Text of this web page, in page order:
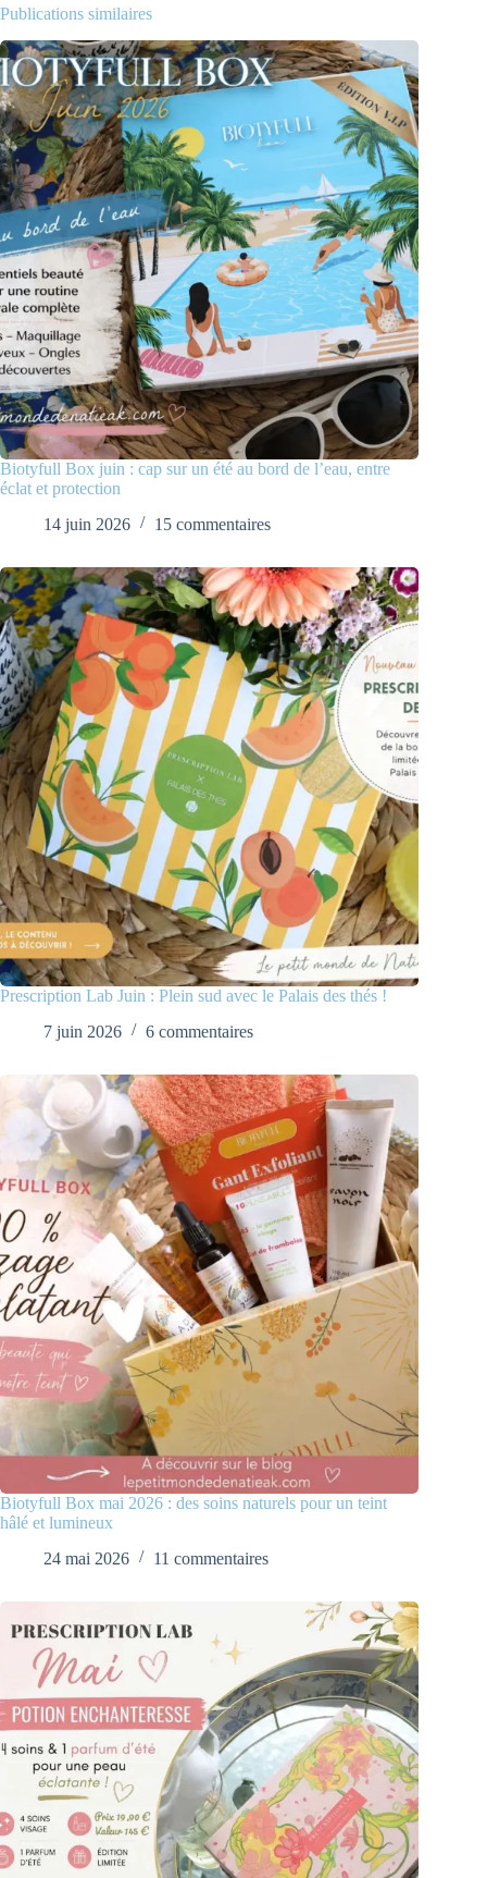
Publications similaires
Biotyfull Box juin : cap sur un été au bord de l’eau, entre
éclat et protection
14 juin 2026
15 commentaires
Prescription Lab Juin : Plein sud avec le Palais des thés !
7 juin 2026
6 commentaires
Biotyfull Box mai 2026 : des soins naturels pour un teint
hâlé et lumineux
24 mai 2026
11 commentaires